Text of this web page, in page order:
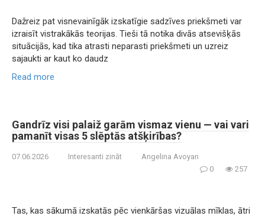
Dažreiz pat visnevainīgāk izskatīgie sadzīves priekšmeti var
izraisīt vistrakākās teorijas. Tieši tā notika divās atsevišķās
situācijās, kad tika atrasti neparasti priekšmeti un uzreiz
sajaukti ar kaut ko daudz
Read more
Gandrīz visi palaiž garām vismaz vienu — vai vari
pamanīt visas 5 slēptās atšķirības?
07.06.2026 Interesanti zināt
Angelina Avoyan
0
257
Tas, kas sākumā izskatās pēc vienkāršas vizuālas mīklas, ātri